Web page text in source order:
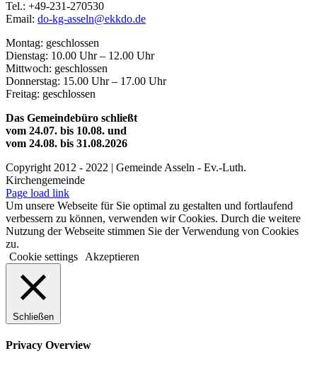
Tel.: +49-231-270530
Email: do-kg-asseln@ekkdo.de
Montag: geschlossen
Dienstag: 10.00 Uhr – 12.00 Uhr
Mittwoch: geschlossen
Donnerstag: 15.00 Uhr – 17.00 Uhr
Freitag: geschlossen
Das Gemeindebüro schließt
vom 24.07. bis 10.08. und
vom 24.08. bis 31.08.2026
Copyright 2012 - 2022 | Gemeinde Asseln - Ev.-Luth.
Kirchengemeinde
YouTube
Page load link
Um unsere Webseite für Sie optimal zu gestalten und fortlaufend
verbessern zu können, verwenden wir Cookies. Durch die weitere
Nutzung der Webseite stimmen Sie der Verwendung von Cookies
zu.
Cookie settings
Akzeptieren
Schließen
Privacy Overview